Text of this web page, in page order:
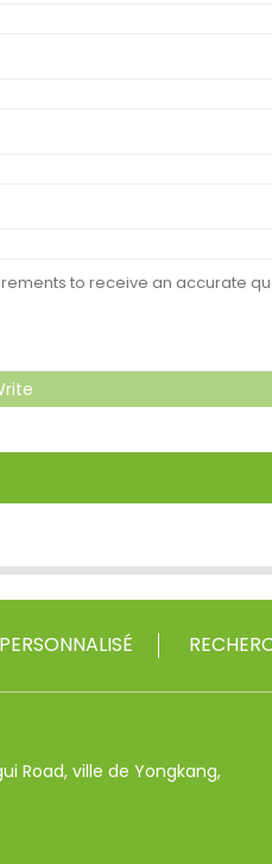
PERSONNALISÉ
Road, ville de Yongkang,